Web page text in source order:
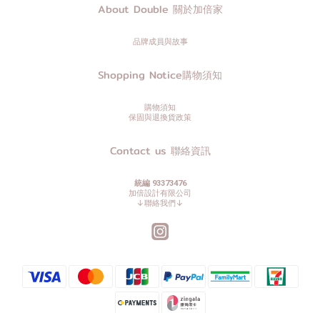
About Double 關於加倍家
品牌成員與故事
Shopping Notice購物須知
購物須知
保固與退換貨政策
Contact us 聯絡資訊
統編 93373476
加倍設計有限公司
↓聯絡我們↓